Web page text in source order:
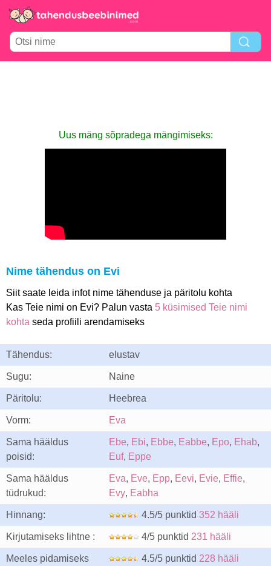
Uus mäng sõpradega mängimiseks:
Nime tähendus on Evi
Siit saate leida infot nime tähenduse ja päritolu kohta
Kas Teie nimi on Evi? Palun vasta 5 küsimised Teie nimi
kohta seda profiili arendamiseks
Tähendus: elustav
Sugu: Naine
Päritolu: Heebrea
Vorm: Eva
Sama hääldus
poisid:
Ebe, Ebi, Ebbe, Eabbe, Epo, Ehab,
Euf, Eppe
Sama hääldus
tüdrukud:
Eva, Eve, Epp, Eevi, Evie, Effie,
Evy, Eabha
Hinnang: 4.5/5 punktid 352 hääli
Kirjutamiseks lihtne : 4/5 punktid 231 hääli
Meeles pidamiseks
4.5/5 punktid 228 hääli